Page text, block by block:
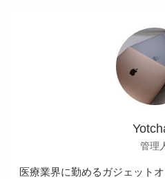
管理
医療業界に勤めるガジェット